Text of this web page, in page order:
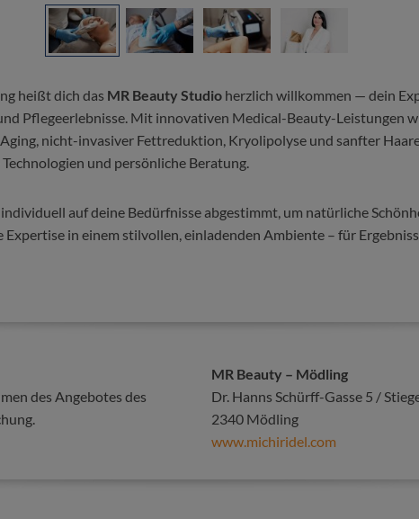
heißt dich das MR Beauty Studio herzlich willkommen — dein
Pflegeerlebnisse. Mit innovativen Medical-Beauty-Leistungen
nicht-invasiver Fettreduktion, Kryolipolyse und sanfter
und persönliche Beratung.
auf deine Bedürfnisse abgestimmt, um natürliche
in einem stilvollen, einladenden Ambiente – für
des Angebotes des
MR Beauty – Mödling
Dr. Hanns Schürff-Gasse 5 /
2340 Mödling
www.michiridel.com